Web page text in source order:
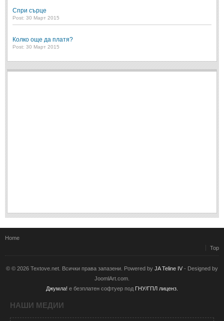
Спри сърце
Post: 30 Март 2015
Колко още да платя?
Post: 30 Март 2015
Home
Top
© © 2026 Textove.net. Всички права запазени. Powered by JA Teline IV - Designed by
JoomlArt.com.
Джумла! е безплатен софтуер под ГНУ/ГПЛ лиценз.
НАШИ МЕДИИ